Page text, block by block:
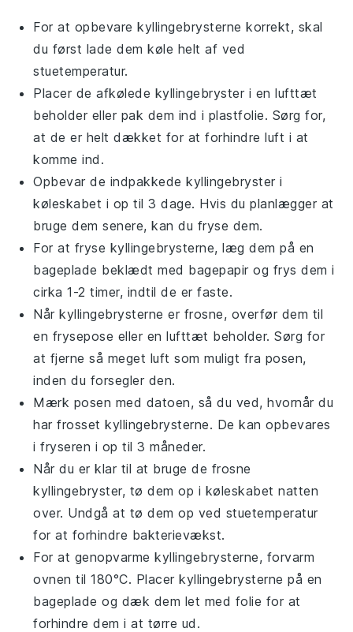
For at opbevarekyllingebrysterne korrekt, skal
du først lade dem køle helt af ved
stuetemperatur.
Placer de afkølede kyllingebryster i en lufttæt
beholder eller pak dem ind i plastfolie. Sørg for,
at de er helt dækket for at forhindre luft i at
komme ind.
Opbevar de indpakkedekyllingebryster i
køleskabet i op til 3 dage. Hvis du planlægger at
bruge dem senere, kan du fryse dem.
For at fryse kyllingebrysterne, læg dem på en
bageplade beklædt med bagepapir og frys dem i
cirka 1-2 timer, indtil de er faste.
Nårkyllingebrysterne er frosne, overfør dem til
en frysepose eller en lufttæt beholder. Sørg for
at fjerne så meget luft som muligt fra posen,
inden du forsegler den.
Mærk posen med datoen, så du ved, hvornår du
har frossetkyllingebrysterne. De kan opbevares
i fryseren i op til 3 måneder.
Når du er klar til at bruge de frosne
kyllingebryster, tø dem op i køleskabet natten
over. Undgå at tø dem op ved stuetemperatur
for at forhindre bakterievækst.
For at genopvarmekyllingebrysterne, forvarm
ovnen til 180°C. Placerkyllingebrysterne på en
bageplade og dæk dem let med folie for at
forhindre dem i at tørre ud.